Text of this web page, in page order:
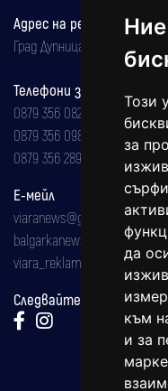
Този
за
да
към
и за
Адрес на редакцията
Град Дупница, ул.''Христо
Телефони за реклама и
0879 356 082
0879 356 098
0879 356 289
Е-мейл
viaranews@gmail.com
balgarkanews@gmail.com
viara_reklama@mail.bg
Следвайте ни: